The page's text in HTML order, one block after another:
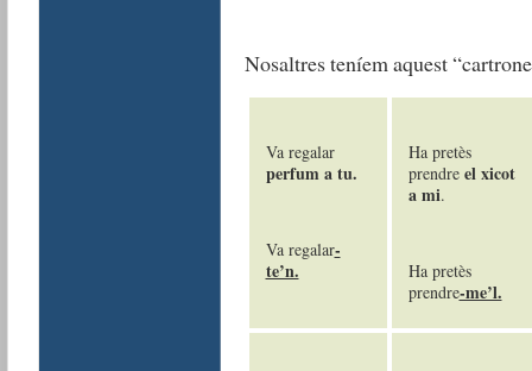
Nosaltres teníem aquest
Va regalar
perfum a tu.
Va regalar-
te’n.
Ha pretès
prendre el xicot
a mi.
Ha pretès
prendre-me’l.